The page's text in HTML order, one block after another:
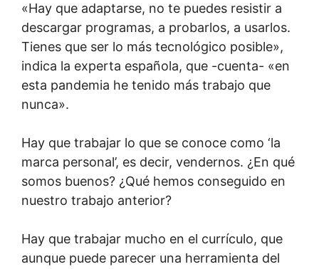
«Hay que adaptarse, no te puedes resistir a
descargar programas, a probarlos, a usarlos.
Tienes que ser lo más tecnológico posible»,
indica la experta española, que -cuenta- «en
esta pandemia he tenido más trabajo que
nunca».
Hay que trabajar lo que se conoce como ‘la
marca personal’, es decir, vendernos. ¿En qué
somos buenos? ¿Qué hemos conseguido en
nuestro trabajo anterior?
Hay que trabajar mucho en el currículo, que
aunque puede parecer una herramienta del